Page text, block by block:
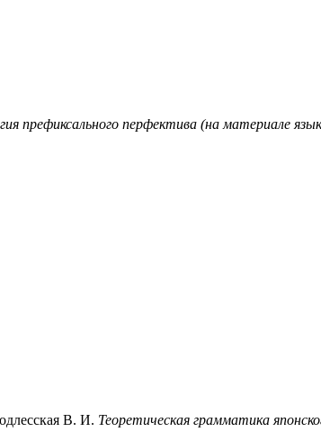
префиксального перфектива (на материале
В. И. Теоретическая грамматика